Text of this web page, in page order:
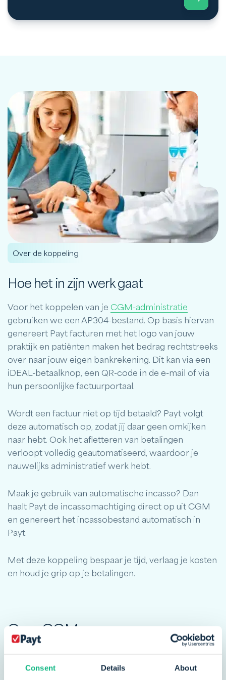
Consent Details About
Over de koppeling
Hoe het in zijn werk gaat
Voor het koppelen van je CGM-administratie
gebruiken we een AP304-bestand. Op basis hiervan
genereert Payt facturen met het logo van jouw
praktijk en patiënten maken het bedrag rechtstreeks
over naar jouw eigen bankrekening. Dit kan via een
iDEAL-betaalknop, een QR-code in de e-mail of via
hun persoonlijke factuurportaal.
Wordt een factuur niet op tijd betaald? Payt volgt
deze automatisch op, zodat jij daar geen omkijken
naar hebt. Ook het afletteren van betalingen
verloopt volledig geautomatiseerd, waardoor je
nauwelijks administratief werk hebt.
Maak je gebruik van automatische incasso? Dan
haalt Payt de incassomachtiging direct op uit CGM
en genereert het incassobestand automatisch in
Payt.
Met deze koppeling bespaar je tijd, verlaag je kosten
en houd je grip op je betalingen.
Over CGM
ontwikkelaar van automatiseringsoplossingen voor